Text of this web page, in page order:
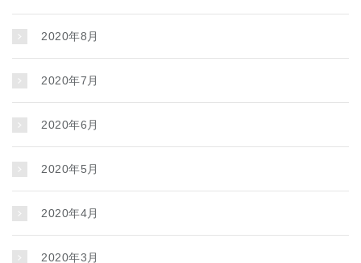
2020年8月
2020年7月
2020年6月
2020年5月
2020年4月
2020年3月